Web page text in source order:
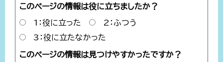
このページの情報は役に立ちましたか？
1：役に立った
2：ふつう
3：役に立たなかった
このページの情報は見つけやすかったですか？